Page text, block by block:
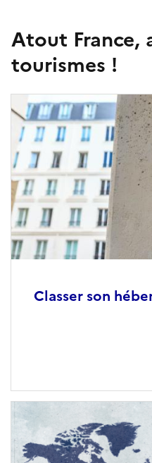
Atout France,
tourismes !
Classer son